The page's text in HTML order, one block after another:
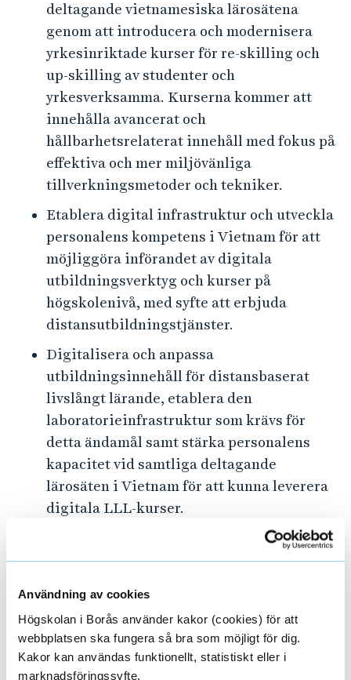
Användning av cookies
Högskolan i Borås använder kakor (cookies) för att
webbplatsen ska fungera så bra som möjligt för dig.
Kakor kan användas funktionellt, statistiskt eller i
marknadsföringssyfte.
deltagande vietnamesiska lärosätena
genom att introducera och modernisera
yrkesinriktade kurser för re-skilling och
up-skilling av studenter och
yrkesverksamma. Kurserna kommer att
innehålla avancerat och
hållbarhetsrelaterat innehåll med fokus på
effektiva och mer miljövänliga
tillverkningsmetoder och tekniker.
Etablera digital infrastruktur och utveckla
personalens kompetens i Vietnam för att
möjliggöra införandet av digitala
utbildningsverktyg och kurser på
högskolenivå, med syfte att erbjuda
distansutbildningstjänster.
Digitalisera och anpassa
utbildningsinnehåll för distansbaserat
livslångt lärande, etablera den
laboratorieinfrastruktur som krävs för
detta ändamål samt stärka personalens
kapacitet vid samtliga deltagande
lärosäten i Vietnam för att kunna leverera
digitala LLL-kurser.